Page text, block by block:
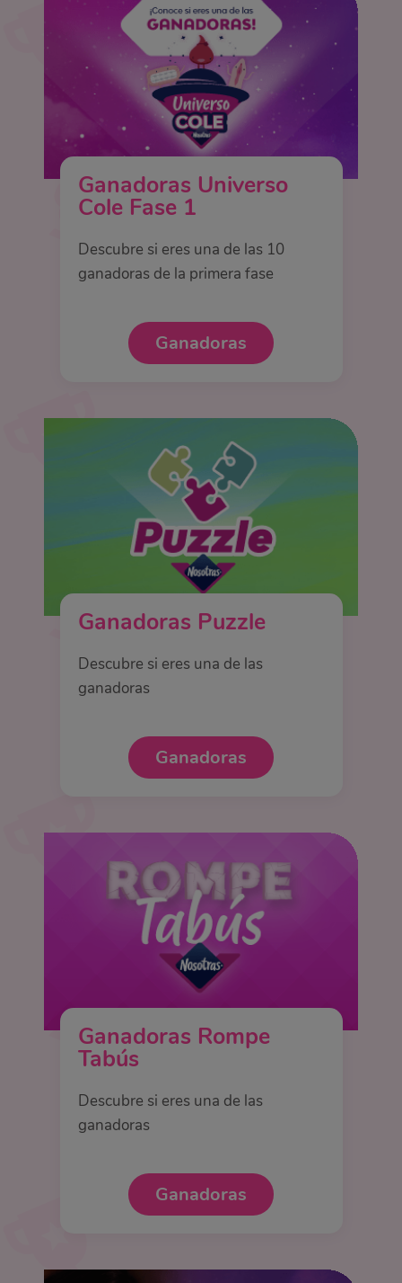
Ganadoras Universo
Cole Fase 1
Descubre si eres una de las 10
ganadoras de la primera fase
Ganadoras
Ganadoras Puzzle
Descubre si eres una de las
ganadoras
Ganadoras
Ganadoras Rompe
Tabús
Descubre si eres una de las
ganadoras
Ganadoras